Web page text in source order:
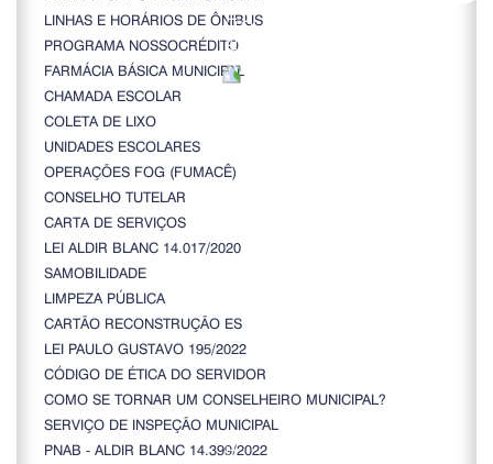
LINHAS E HORÁRIOS DE ÔNIBUS
PROGRAMA NOSSOCRÉDITO
FARMÁCIA BÁSICA MUNICIPAL
CHAMADA ESCOLAR
COLETA DE LIXO
UNIDADES ESCOLARES
OPERAÇÕES FOG (FUMACÊ)
CONSELHO TUTELAR
CARTA DE SERVIÇOS
LEI ALDIR BLANC 14.017/2020
SAMOBILIDADE
LIMPEZA PÚBLICA
CARTÃO RECONSTRUÇÃO ES
LEI PAULO GUSTAVO 195/2022
CÓDIGO DE ÉTICA DO SERVIDOR
COMO SE TORNAR UM CONSELHEIRO MUNICIPAL?
SERVIÇO DE INSPEÇÃO MUNICIPAL
PNAB - ALDIR BLANC 14.399/2022